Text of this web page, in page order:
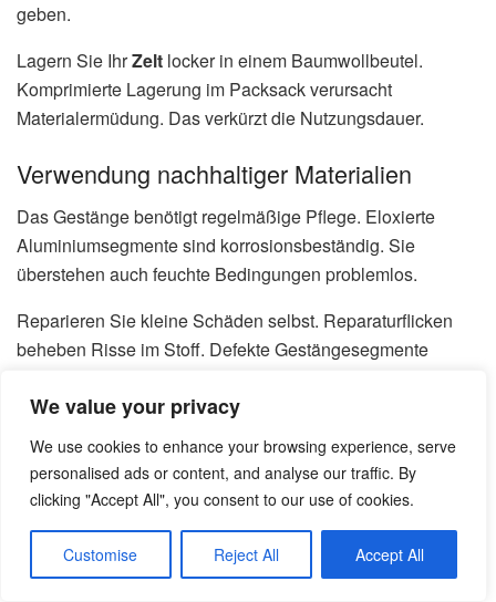
We value your privacy
We use cookies to enhance your browsing experience, serve
personalised ads or content, and analyse our traffic. By
clicking "Accept All", you consent to our use of cookies.
Customise Reject All Accept All
geben.
Lagern Sie IhrZelt locker in einem Baumwollbeutel.
Komprimierte Lagerung im Packsack verursacht
Materialermüdung. Das verkürzt die Nutzungsdauer.
Verwendung nachhaltiger Materialien
Das Gestänge benötigt regelmäßige Pflege. Eloxierte
Aluminiumsegmente sind korrosionsbeständig. Sie
überstehen auch feuchte Bedingungen problemlos.
Reparieren Sie kleine Schäden selbst. Reparaturflicken
beheben Risse im Stoff. Defekte Gestängesegmente
Preis für Qualitäts
durch längere Nutzung. Achten Sie auf recycelte Stoffe
und Recyclingprogramme.
Viele Marken nehmen alte Ausrüstung zurück. So führen
Sie wertvolleMaterialien dem Kreislauf zu. Das schont die
Umwelt und reduziert Müll.